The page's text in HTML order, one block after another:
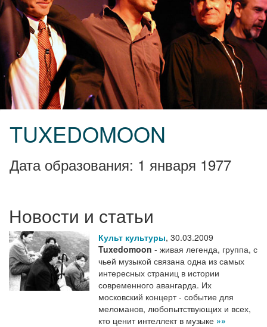
TUXEDOMOON
Дата образования: 1 января 1977
Новости и статьи
Культ культуры, 30.03.2009
Tuxedomoon - живая легенда, группа, с
чьей музыкой связана одна из самых
интересных страниц в истории
современного авангарда. Их
московский концерт - событие для
меломанов, любопытствующих и всех,
кто ценит интеллект в музыке »»